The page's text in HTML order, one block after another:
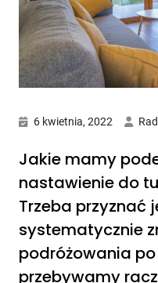
6 kwietnia, 2022
Jakie mamy
nastawienie do
Trzeba przyznać
systematycznie
podróżowania
przebywamy